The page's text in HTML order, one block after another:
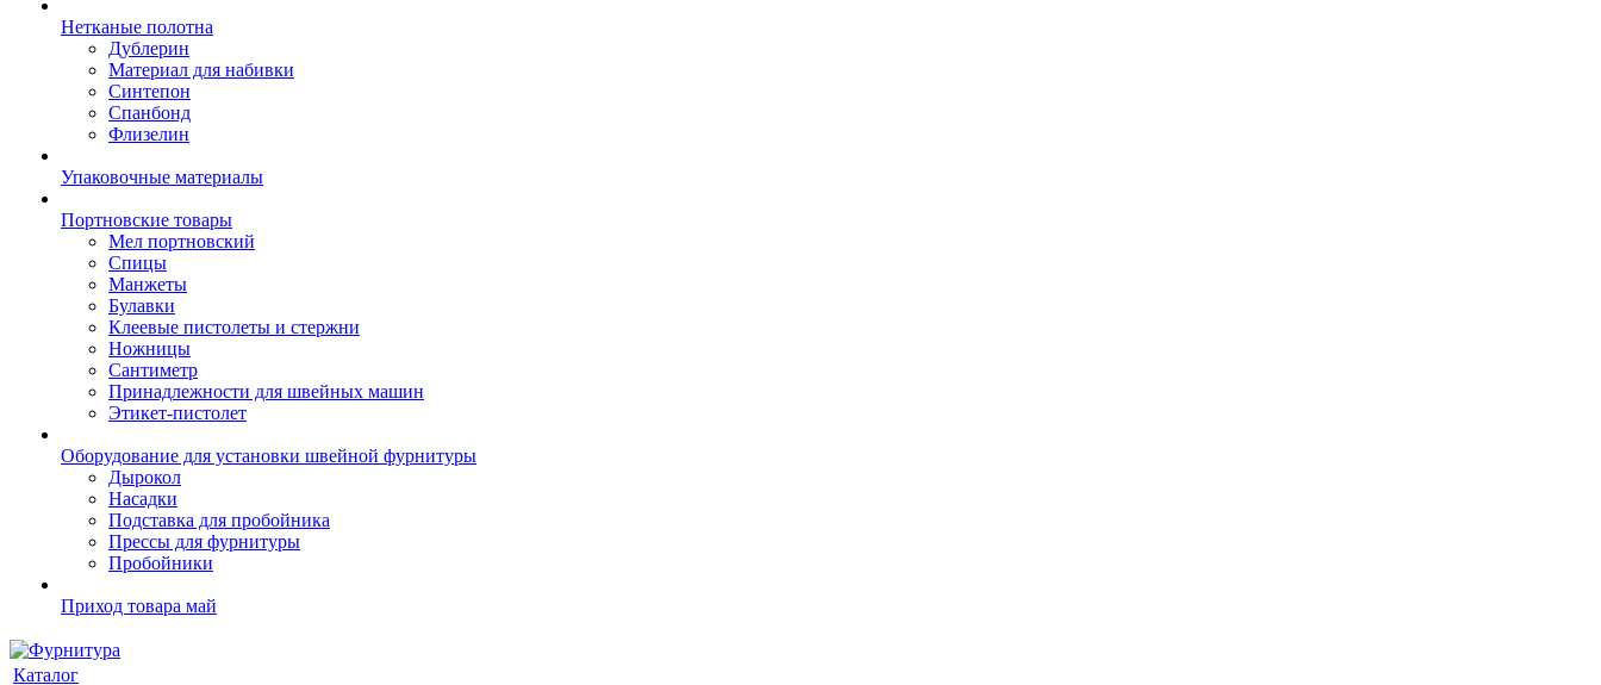
Нетканые полотна
Дублерин
Материал для набивки
Синтепон
Спанбонд
Флизелин
Упаковочные материалы
Портновские товары
Мел портновский
Спицы
Манжеты
Булавки
Клеевые пистолеты и стержни
Ножницы
Сантиметр
Принадлежности для швейных машин
Этикет-пистолет
Оборудование для установки швейной фурнитуры
Дырокол
Насадки
Подставка для пробойника
Прессы для фурнитуры
Пробойники
Приход товара май
Каталог